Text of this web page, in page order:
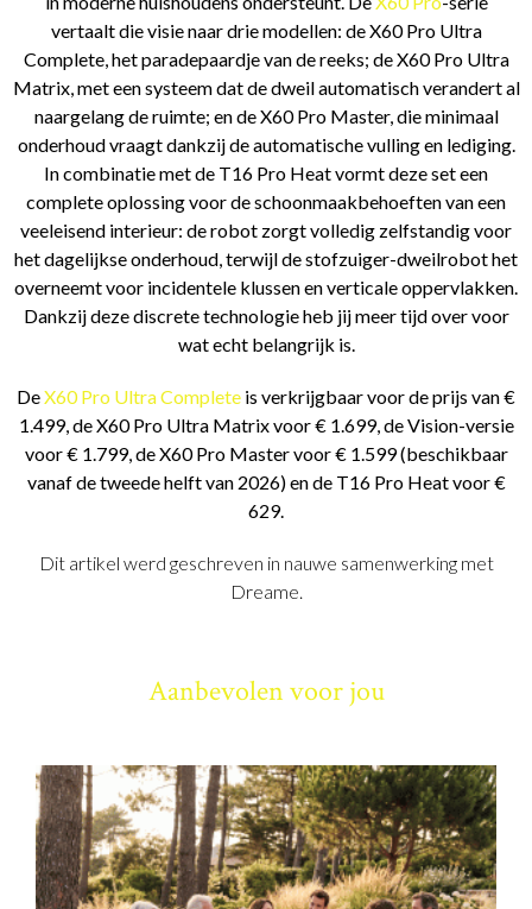
vertaalt die visie naar drie modellen: de X60 Pro Ultra
Complete, het paradepaardje van de reeks; de X60 Pro Ultra
Matrix, met een systeem dat de dweil automatisch verandert al
naargelang de ruimte; en de X60 Pro Master, die minimaal
onderhoud vraagt dankzij de automatische vulling en lediging.
In combinatie met de T16 Pro Heat vormt deze set een
complete oplossing voor de schoonmaakbehoeften van een
veeleisend interieur: de robot zorgt volledig zelfstandig voor
het dagelijkse onderhoud, terwijl de stofzuiger-dweilrobot het
overneemt voor incidentele klussen en verticale oppervlakken.
Dankzij deze discrete technologie heb jij meer tijd over voor
wat echt belangrijk is.
DeX60 Pro Ultra Complete is verkrijgbaar voor de prijs van €
1.499, de X60 Pro Ultra Matrix voor € 1.699, de Vision-versie
voor € 1.799, de X60 Pro Master voor € 1.599 (beschikbaar
vanaf de tweede helft van 2026) en de T16 Pro Heat voor €
629.
Dit artikel werd geschreven in nauwe samenwerking met
Dreame.
Aanbevolen voor jou